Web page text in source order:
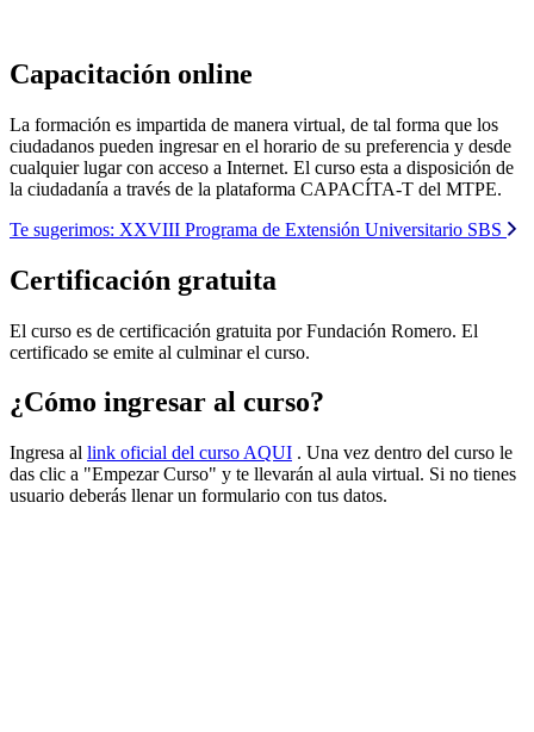
Capacitación online
La formación es impartida de manera virtual, de tal forma que los
ciudadanos pueden ingresar en el horario de su preferencia y desde
cualquier lugar con acceso a Internet. El curso esta a disposición de
la ciudadanía a través de la plataforma CAPACÍTA-T del MTPE.
Te sugerimos: XXVIII Programa de Extensión Universitario SBS
Certificación gratuita
El curso es de certificación gratuita por Fundación Romero. El
certificado se emite al culminar el curso.
¿Cómo ingresar al curso?
Ingresa al link oficial del curso AQUI . Una vez dentro del curso le
das clic a "Empezar Curso" y te llevarán al aula virtual. Si no tienes
usuario deberás llenar un formulario con tus datos.